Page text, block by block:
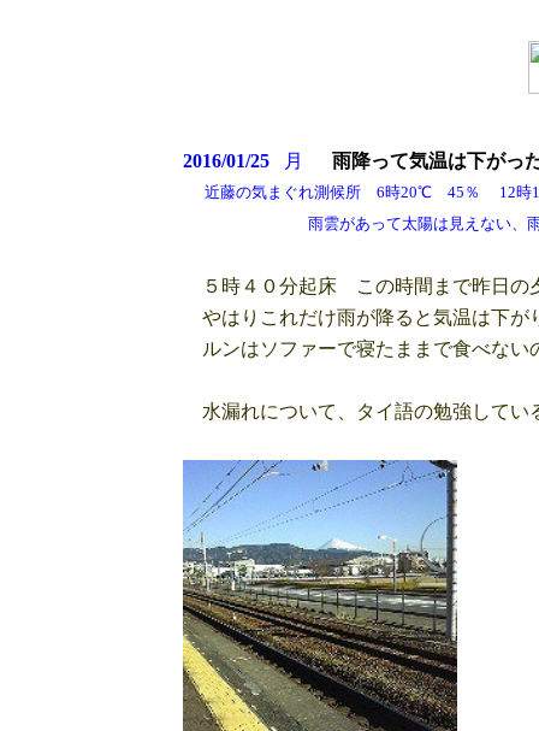
2016/01/25月 雨降って気温は下がっ
近藤の気まぐれ測候所 6時20℃ 45％
雨雲があって太陽は見えない、雨は
５時４０分起床 この時間まで昨日の
やはりこれだけ雨が降ると気温は下が
ルンはソファーで寝たままで食べない
水漏れについて、タイ語の勉強してい